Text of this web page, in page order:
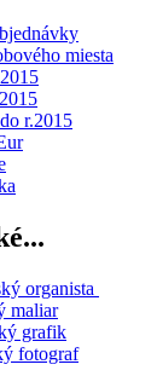
miesta
r.2015
organista
maliar
grafik
fotograf